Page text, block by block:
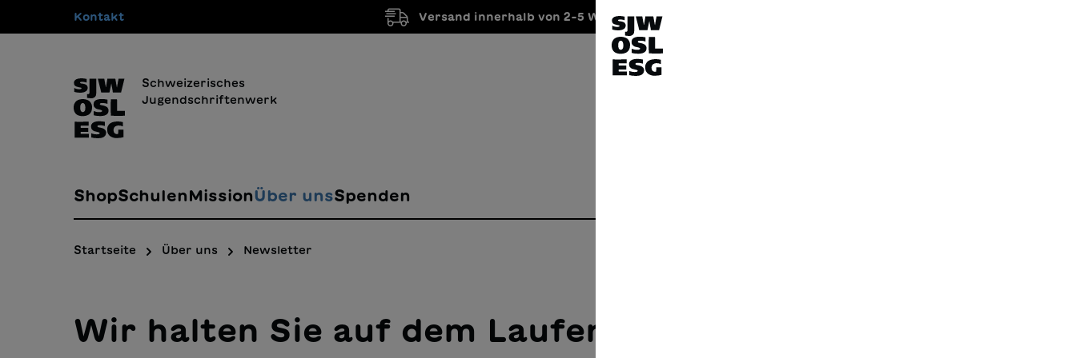
Zur Hauptnavigation springen
Kontakt Versand innerhalb von 2-5 Werktagen
Schweizerisches
Jugendschriftenwerk
ShopSchulen MissionÜber unsSpenden
Startseite Über uns Newsletter
Wir halten Sie auf dem Laufenden